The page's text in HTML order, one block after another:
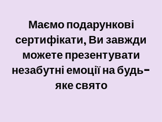
Маємо подарункові
сертифікати, Ви завжди
можете презентувати
незабутні емоції на будь-
яке свято